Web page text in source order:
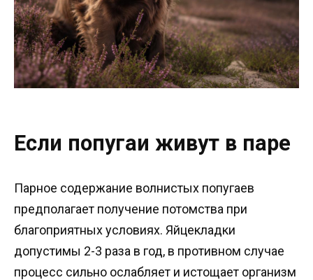
Если попугаи живут в паре
Парное содержание волнистых попугаев
предполагает получение потомства при
благоприятных условиях. Яйцекладки
допустимы 2-3 раза в год, в противном случае
процесс сильно ослабляет и истощает организм